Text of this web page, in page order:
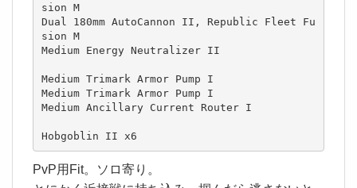
sion M
Dual 180mm AutoCannon II, Republic Fleet Fu
sion M
Medium Energy Neutralizer II
Medium Trimark Armor Pump I
Medium Trimark Armor Pump I
Medium Ancillary Current Router I
Hobgoblin II x6
PvP用Fit。ソロ寄り。